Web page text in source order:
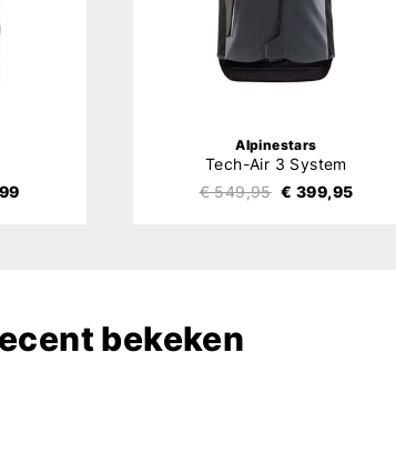
Alpinestars
Tech-Air 3 System
€ 549,95 € 399,95
bekeken